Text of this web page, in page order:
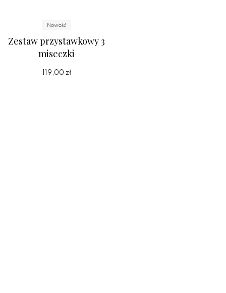
Zestaw przystawkowy 3
miseczki
119,00 zł
Nowość